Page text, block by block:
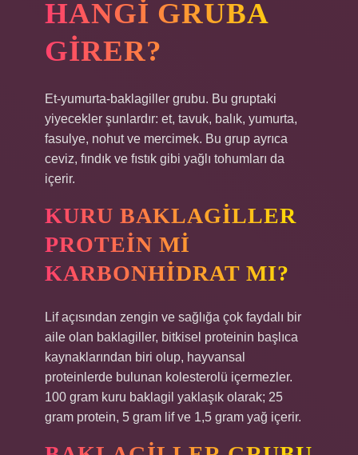
HANGI GRUBA
GIRER?
Et-yumurta-baklagiller grubu. Bu gruptaki
yiyecekler şunlardır: et, tavuk, balık, yumurta,
fasulye, nohut ve mercimek. Bu grup ayrıca
ceviz, fındık ve fıstık gibi yağlı tohumları da
içerir.
KURU BAKLAGILLER
PROTEIN MI
KARBONHIDRAT MI?
Lif açısından zengin ve sağlığa çok faydalı bir
aile olan baklagiller, bitkisel proteinin başlıca
kaynaklarından biri olup, hayvansal
proteinlerde bulunan kolesterolü içermezler.
100 gram kuru baklagil yaklaşık olarak; 25
gram protein, 5 gram lif ve 1,5 gram yağ içerir.